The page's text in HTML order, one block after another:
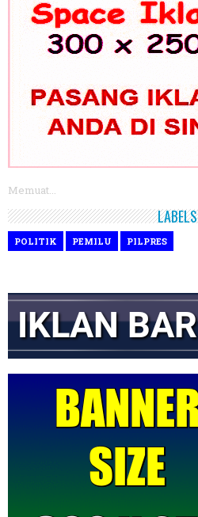
Memuat...
LABELS
POLITIK PEMILU PILPRES